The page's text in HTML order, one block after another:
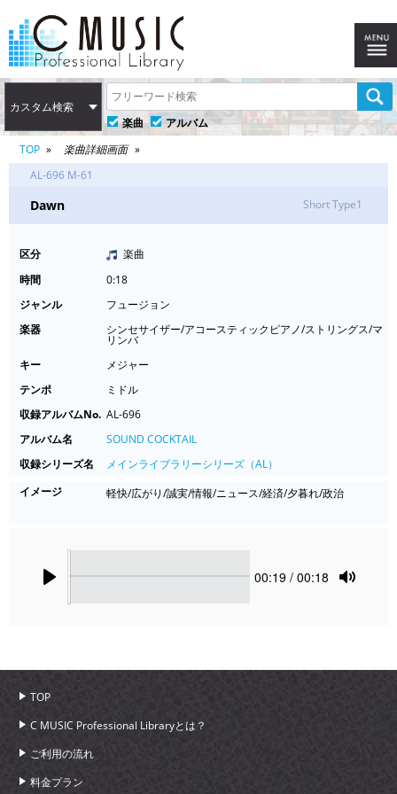
カスタム検索
楽曲
アルバム
TOP
楽曲詳細画面
AL-696 M-61
Dawn Short Type1
区分
楽曲
時間
0:18
ジャンル
フュージョン
楽器
シンセサイザー/アコースティックピアノ/ストリングス/マ
リンバ
キー
メジャー
テンポ
ミドル
収録アルバムNo. AL-696
アルバム名
SOUND COCKTAIL
収録シリーズ名
メインライブラリーシリーズ（AL）
イメージ
軽快/広がり/誠実/情報/ニュース/経済/夕暮れ/政治
Current
00:19 / 00:18
TOP
C MUSIC Professional Libraryとは？
ご利用の流れ
料金プラン